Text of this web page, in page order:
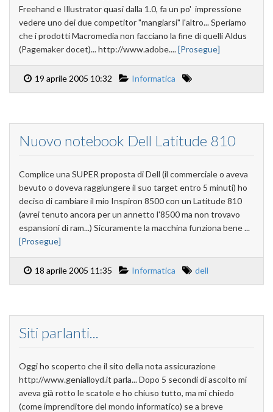
Freehand e Illustrator quasi dalla 1.0, fa un po' impressione
vedere uno dei due competitor "mangiarsi" l'altro... Speriamo
che i prodotti Macromedia non facciano la fine di quelli Aldus
(Pagemaker docet)... http://www.adobe....[Prosegue]
19 aprile 2005 10:32 Informatica
Nuovo notebook Dell Latitude 810
Complice una SUPER proposta di Dell (il commerciale o aveva
bevuto o doveva raggiungere il suo target entro 5 minuti) ho
deciso di cambiare il mio Inspiron 8500 con un Latitude 810
(avrei tenuto ancora per un annetto l'8500 ma non trovavo
espansioni di ram...) Sicuramente la macchina funziona bene ...
[Prosegue]
18 aprile 2005 11:35 Informatica dell
Siti parlanti...
Oggi ho scoperto che il sito della nota assicurazione
http://www.genialloyd.it parla... Dopo 5 secondi di ascolto mi
aveva già rotto le scatole e ho chiuso tutto, ma mi chiedo
(come imprenditore del mondo informatico) se a breve